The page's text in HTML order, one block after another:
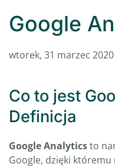
Google
wtorek, 31 marzec 2020
Co to jest
Definicja
Google Analyticsto
Google, dzięki któremu